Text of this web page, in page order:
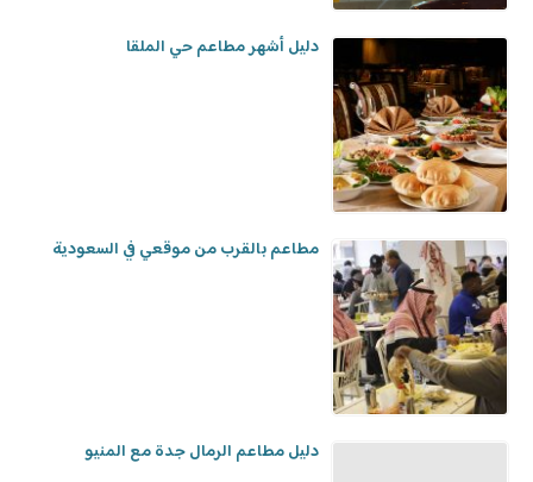
دليل أشهر مطاعم حي الملقا
مطاعم بالقرب من موقعي في السعودية
دليل مطاعم الرمال جدة مع المنيو